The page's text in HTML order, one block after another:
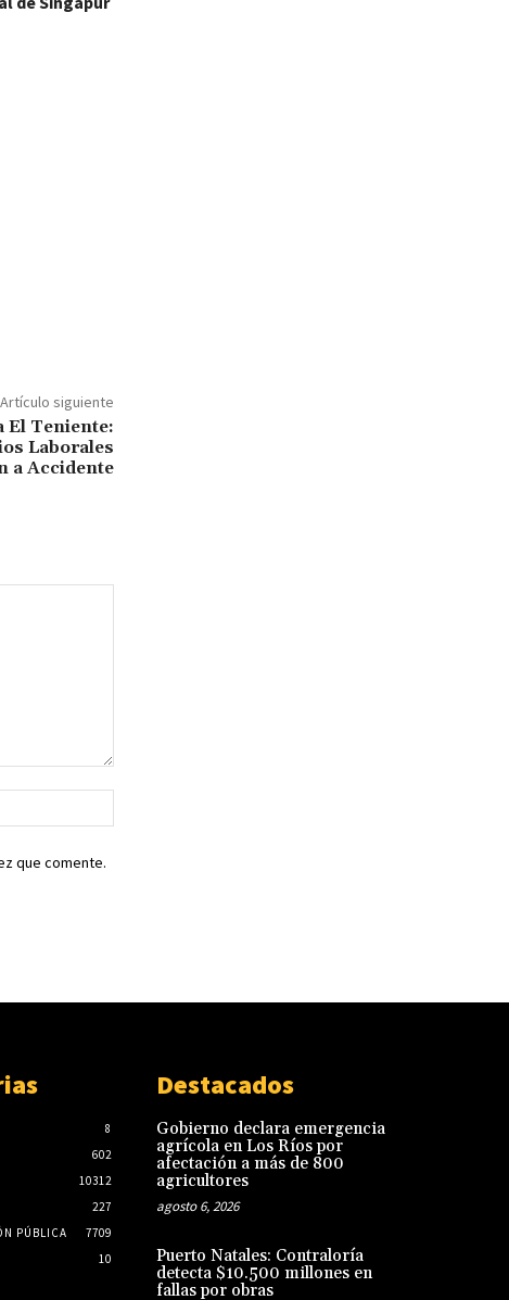
Artículo siguiente
El Teniente:
Laborales
a Accidente
web:
que comente.
8
602
10312
227
PÚBLICA
7709
10
Destacados
Gobierno declara emergencia
agrícola en Los Ríos por
afectación a más de 800
agricultores
agosto 6, 2026
Puerto Natales: Contraloría
detecta $10.500 millones en
fallas por obras